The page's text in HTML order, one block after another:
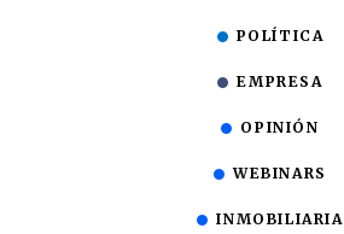
POLÍTICA
EMPRESA
OPINIÓN
WEBINARS
INMOBILIARIA